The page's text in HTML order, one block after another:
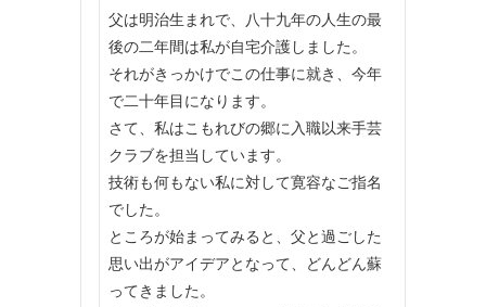
父は明治生まれで、八十九年の人生の最
後の二年間は私が自宅介護しました。
それがきっかけでこの仕事に就き、今年
で二十年目になります。
さて、私はこもれびの郷に入職以来手芸
クラブを担当しています。
技術も何もない私に対して寛容なご指名
でした。
ところが始まってみると、父と過ごした
思い出がアイデアとなって、どんどん蘇
ってきました。